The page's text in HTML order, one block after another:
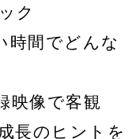
ク
間でどんな
映像で客観
長のヒントを